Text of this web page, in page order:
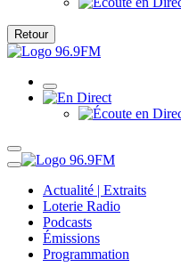
Retour
Actualité | Extraits
Loterie Radio
Podcasts
Émissions
Programmation